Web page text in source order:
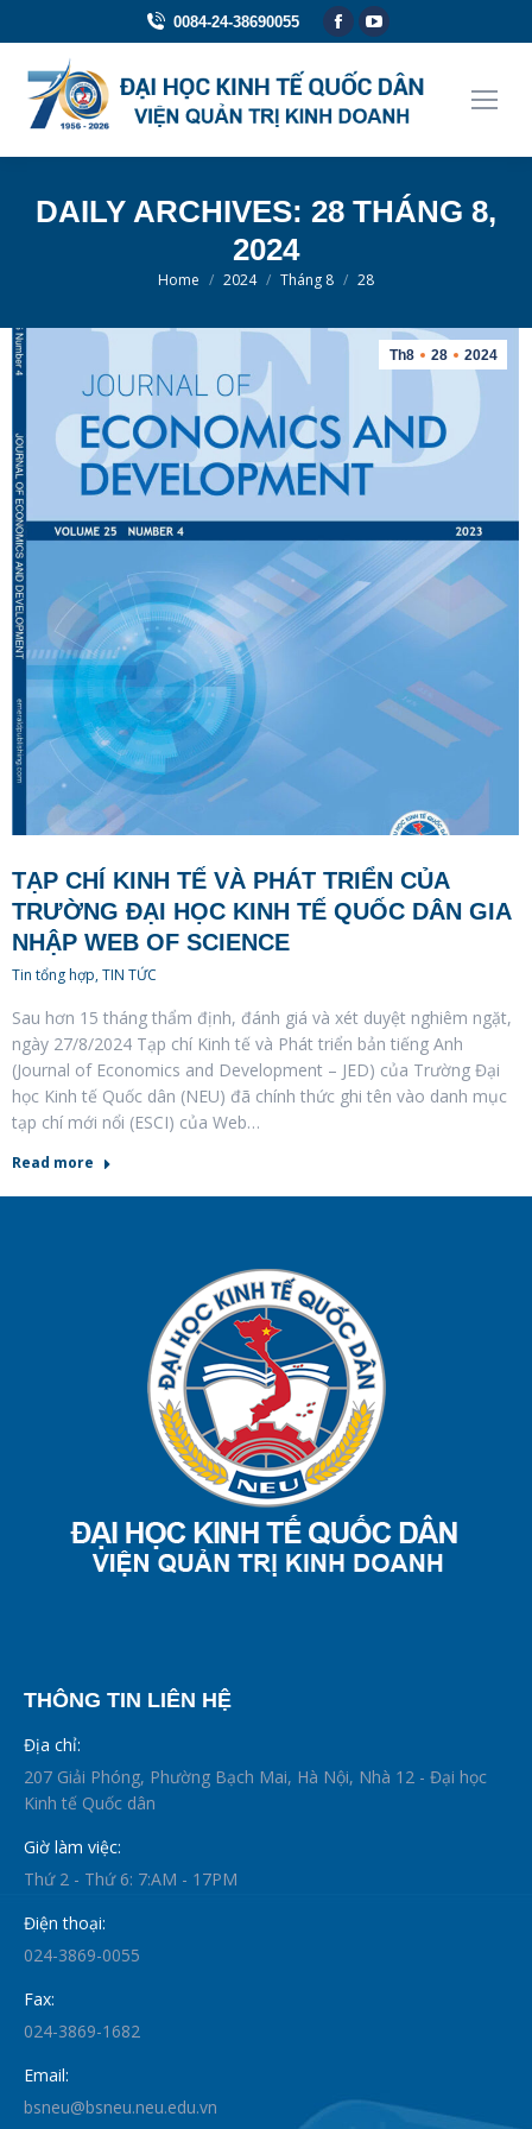
0084-24-38690055
Facebook
opens
in
YouTube
opens
in
DAILY ARCHIVES: 28 THÁNG 8,
2024
You are here:
Home 2024 Tháng 8 28
Th8 28 2024
TẠP CHÍ KINH TẾ VÀ PHÁT TRIỂN CỦA
TRƯỜNG ĐẠI HỌC KINH TẾ QUỐC DÂN GIA
NHẬP WEB OF SCIENCE
Tin tổng hợp,TIN TỨC
Sau hơn 15 tháng thẩm định, đánh giá và xét duyệt nghiêm ngặt,
ngày 27/8/2024 Tạp chí Kinh tế và Phát triển bản tiếng Anh
(Journal of Economics and Development – JED) của Trường Đại
học Kinh tế Quốc dân (NEU) đã chính thức ghi tên vào danh mục
tạp chí mới nổi (ESCI) của Web…
Read more
THÔNG TIN LIÊN HỆ
Địa chỉ:
207 Giải Phóng, Phường Bạch Mai, Hà Nội, Nhà 12 - Đại học
Kinh tế Quốc dân
Giờ làm việc:
Thứ 2 - Thứ 6: 7:AM - 17PM
Điện thoại:
024-3869-0055
Fax:
024-3869-1682
Email:
bsneu@bsneu.neu.edu.vn